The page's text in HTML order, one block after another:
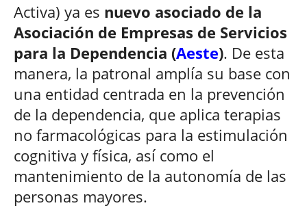
Activa) ya es nuevo asociado de la
Asociación de Empresas de Servicios
para la Dependencia (Aeste). De esta
manera, la patronal amplía su base con
una entidad centrada en la prevención
de la dependencia, que aplica terapias
no farmacológicas para la estimulación
cognitiva y física, así como el
mantenimiento de la autonomía de las
personas mayores.